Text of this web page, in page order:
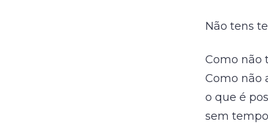
Não tens
Como não
Como não
o que é
sem